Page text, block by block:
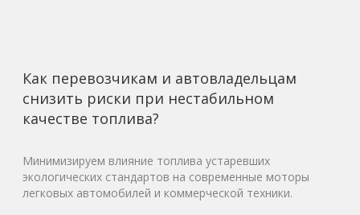
Как перевозчикам и автовладельцам
снизить риски при нестабильном
качестве топлива?
Минимизируем влияние топлива устаревших
экологических стандартов на современные моторы
легковых автомобилей и коммерческой техники.